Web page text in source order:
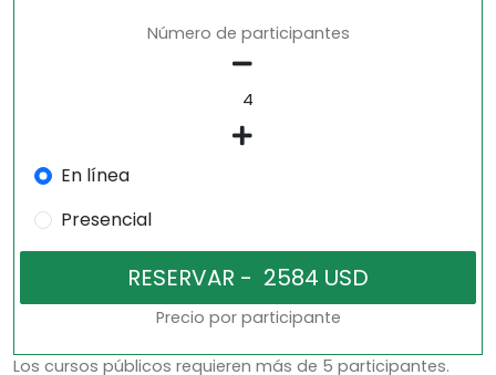
Número de participantes
En línea
Presencial
Precio por participante
Los cursos públicos requieren más de 5 participantes.